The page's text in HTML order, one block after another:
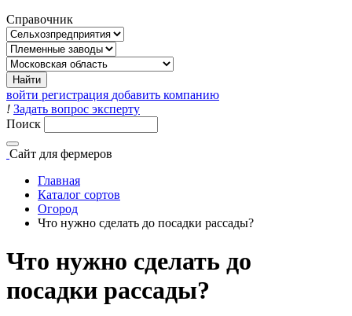
Справочник
войти регистрация добавить компанию
! Задать вопрос эксперту
Поиск
Сайт для фермеров
Главная
Каталог сортов
Огород
Что нужно сделать до посадки рассады?
Что нужно сделать до
посадки рассады?